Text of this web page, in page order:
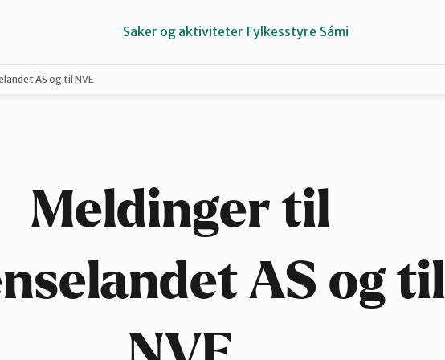
Tana og Varanger
Saker og aktiviteter Fylkesstyre Sámi
AS og til NVE
Meldinger til
AS og til